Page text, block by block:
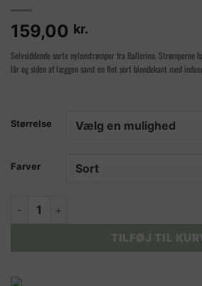
159,00 kr.
Selvsiddende sorte nylonstrømper fra Ballerina. Strømperne
lår og siden af læggen samt en flot sort blondekant med
Størrelse
Farver
INTENSE selvsiddende strømper
TILFØJ TIL